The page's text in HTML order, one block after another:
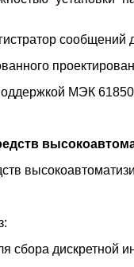
сообщений
МЭК
дискретной